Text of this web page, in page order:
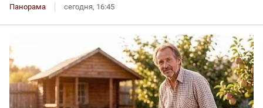
Панорама сегодня, 16:45